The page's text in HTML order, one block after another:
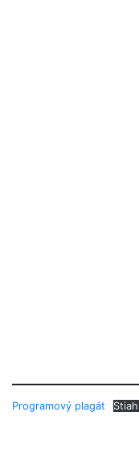
Programový plagát